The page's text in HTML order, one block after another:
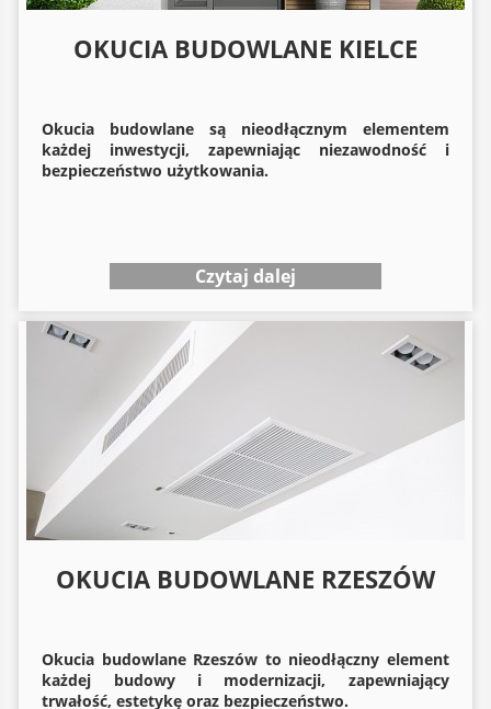
OKUCIA BUDOWLANE KIELCE
Okucia budowlane są nieodłącznym elementem
każdej inwestycji, zapewniając niezawodność i
bezpieczeństwo użytkowania.
Czytaj dalej
OKUCIA BUDOWLANE RZESZÓW
Okucia budowlaneRzeszów to nieodłączny element
każdej budowy i modernizacji, zapewniający
trwałość, estetykę oraz bezpieczeństwo.